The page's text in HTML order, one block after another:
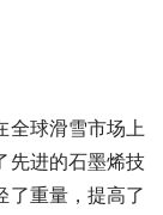
全球滑雪市场上
先进的石墨烯技
了重量，提高了